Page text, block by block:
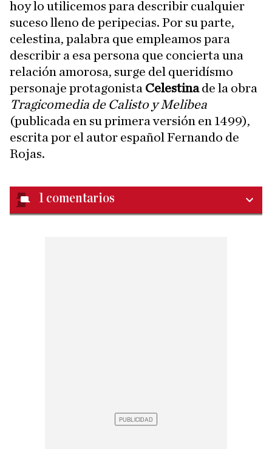
hoy lo utilicemos para describir cualquier
suceso lleno de peripecias. Por su parte,
celestina, palabra que empleamos para
describir a esa persona que concierta una
relación amorosa, surge del queridísmo
personaje protagonista Celestinade la obra
Tragicomedia de Calisto y Melibea
(publicada en su primera versión en 1499),
escrita por el autor español Fernando de
Rojas.
1 comentarios